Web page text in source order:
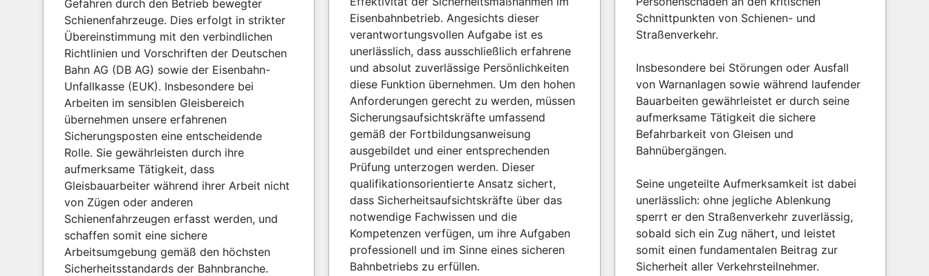
Gefahren durch den Betrieb bewegter
Schienenfahrzeuge. Dies erfolgt in strikter
Übereinstimmung mit den verbindlichen
Richtlinien und Vorschriften der Deutschen
Bahn AG (DB AG) sowie der Eisenbahn-
Unfallkasse (EUK). Insbesondere bei
Arbeiten im sensiblen Gleisbereich
übernehmen unsere erfahrenen
Sicherungsposten eine entscheidende
Rolle. Sie gewährleisten durch ihre
aufmerksame Tätigkeit, dass
Gleisbauarbeiter während ihrer Arbeit nicht
von Zügen oder anderen
Schienenfahrzeugen erfasst werden, und
schaffen somit eine sichere
Arbeitsumgebung gemäß den höchsten
Sicherheitsstandards der Bahnbranche.
Eisenbahnbetrieb. Angesichts dieser
verantwortungsvollen Aufgabe ist es
unerlässlich, dass ausschließlich erfahrene
und absolut zuverlässige Persönlichkeiten
diese Funktion übernehmen. Um den hohen
Anforderungen gerecht zu werden, müssen
Sicherungsaufsichtskräfte umfassend
gemäß der Fortbildungsanweisung
ausgebildet und einer entsprechenden
Prüfung unterzogen werden. Dieser
qualifikationsorientierte Ansatz sichert,
dass Sicherheitsaufsichtskräfte über das
notwendige Fachwissen und die
Kompetenzen verfügen, um ihre Aufgaben
professionell und im Sinne eines sicheren
Bahnbetriebs zu erfüllen.
Schnittpunkten von Schienen- und
Straßenverkehr.
Insbesondere bei Störungen oder Ausfall
von Warnanlagen sowie während laufender
Bauarbeiten gewährleistet er durch seine
aufmerksame Tätigkeit die sichere
Befahrbarkeit von Gleisen und
Bahnübergängen.
Seine ungeteilte Aufmerksamkeit ist dabei
unerlässlich: ohne jegliche Ablenkung
sperrt er den Straßenverkehr zuverlässig,
sobald sich ein Zug nähert, und leistet
somit einen fundamentalen Beitrag zur
Sicherheit aller Verkehrsteilnehmer.